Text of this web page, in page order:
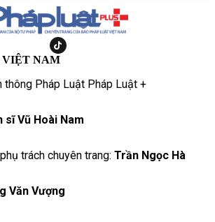
VIỆT NAM
thông Pháp Luật Pháp Luật +
sĩ Vũ Hoài Nam
trách chuyên trang: Trần Ngọc Hà
Văn Vượng